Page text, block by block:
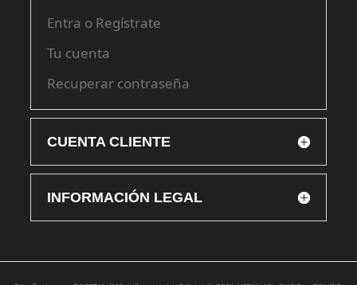
Entra o Regístrate
Tu cuenta
Recuperar contraseña
CUENTA CLIENTE
INFORMACIÓN LEGAL